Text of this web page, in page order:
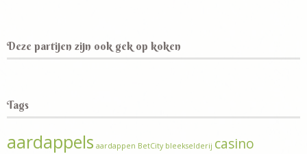
Deze partijen zijn ook gek op koken
Tags
aardappels aardappen BetCity bleekselderij casino